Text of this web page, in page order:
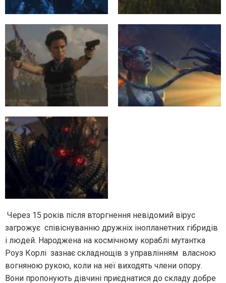
Через 15 років після вторгнення невідомий вірус
загрожує співіснуванню дружніх інопланетних гібридів
і людей. Народжена на космічному кораблі мутантка
Роуз Корлі зазнає складнощів з управлінням власною
вогняною рукою, коли на неї виходять члени опору.
Вони пропонують дівчині приєднатися до складу добре